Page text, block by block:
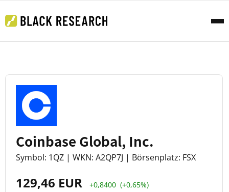
Coinbase Global, Inc.
Symbol: 1QZ | WKN: A2QP7J | Börsenplatz: FSX
129,46 EUR +0,8400 (+0,65%)